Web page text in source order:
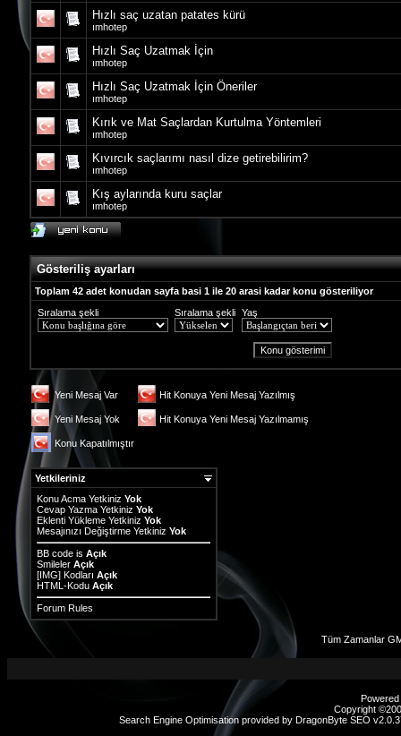
Hızlı saç uzatan patates kürü
ımhotep
Hızlı Saç Uzatmak İçin
ımhotep
Hızlı Saç Uzatmak İçin Öneriler
ımhotep
Kırık ve Mat Saçlardan Kurtulma Yöntemleri
ımhotep
Kıvırcık saçlarımı nasıl dize getirebilirim?
ımhotep
Kış aylarında kuru saçlar
ımhotep
Gösteriliş ayarları
Toplam 42 adet konudan sayfa basi 1 ile 20 arasi kadar konu gösteriliyor
Sıralama şekli
Sıralama şekli Yaş
Yeni Mesaj Var Hit Konuya Yeni Mesaj Yazılmış
Yeni Mesaj Yok Hit Konuya Yeni Mesaj Yazılmamış
Konu Kapatılmıştır
Yetkileriniz
Konu Acma Yetkiniz Yok
Cevap Yazma Yetkiniz Yok
Eklenti Yükleme Yetkiniz Yok
Mesajınızı Değiştirme Yetkiniz Yok
BB code is Açık
Smileler Açık
[IMG] Kodları Açık
HTML-Kodu Açık
Forum Rules
Tüm Zamanlar
Copyright
Search Engine Optimisation provided by DragonByte SEO